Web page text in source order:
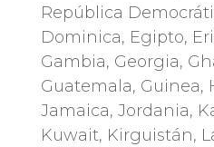
República
Dominica, Egipto,
Gambia, Georgia,
Guatemala, Guinea,
Jamaica, Jordania,
Kuwait, Kirguistán,